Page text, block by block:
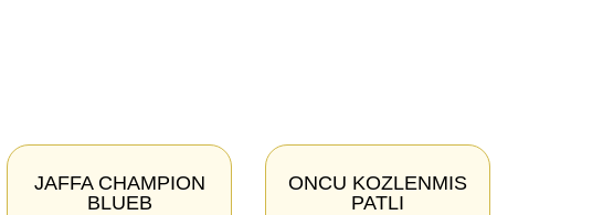
JAFFA CHAMPION
BLUEB
ONCU KOZLENMIS
PATLI